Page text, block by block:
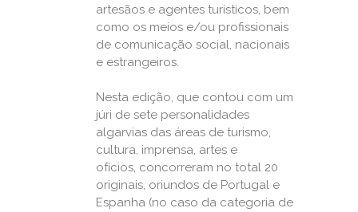
artesãos e agentes turísticos, bem
como os meios e/ou profissionais
de comunicação social, nacionais
e estrangeiros.
Nesta edição, que contou com um
júri de sete personalidades
algarvias das áreas de turismo,
cultura, imprensa, artes e
ofícios, concorreram no total 20
originais, oriundos de Portugal e
Espanha (no caso da categoria de